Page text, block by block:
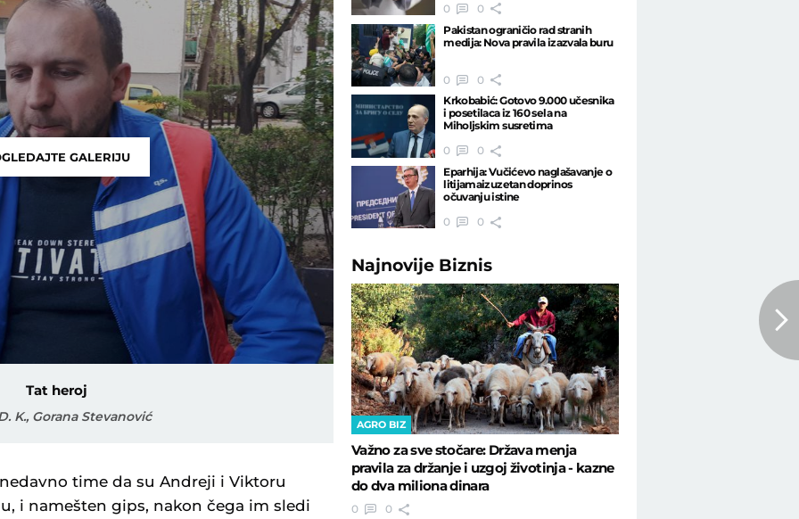
GALERIJU
Tat heroj
K., Gorana Stevanović
time da su Andreji i Viktoru
i namešten gips, nakon čega im sledi
0
0
Pakistan ograničio rad stranih
medija: Nova pravila izazvala buru
0
0
Krkobabić: Gotovo 9.000 učesnika
i posetilaca iz 160 sela na
Miholjskim susretima
0
0
Eparhija: Vučićevo naglašavanje o
litijamaizuzetan doprinos
očuvanju istine
0
0
Najnovije Biznis
AGRO BIZ
Važno za sve stočare: Država menja
pravila za držanje i uzgoj životinja - kazne
do dva miliona dinara
0
0